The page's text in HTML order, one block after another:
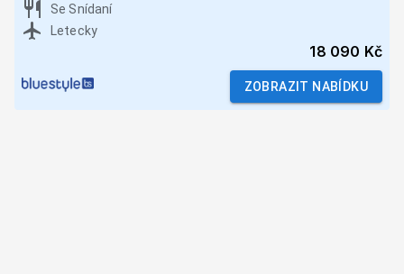
Se Snídaní
Letecky
18 090 Kč
ZOBRAZIT NABÍDKU